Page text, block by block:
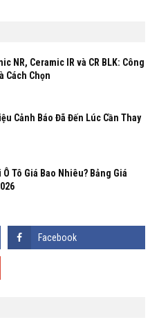
NR, Ceramic IR và CR BLK: Công
Cách Chọn
Cảnh Báo Đã Đến Lúc Cần Thay
Tô Giá Bao Nhiêu? Bảng Giá